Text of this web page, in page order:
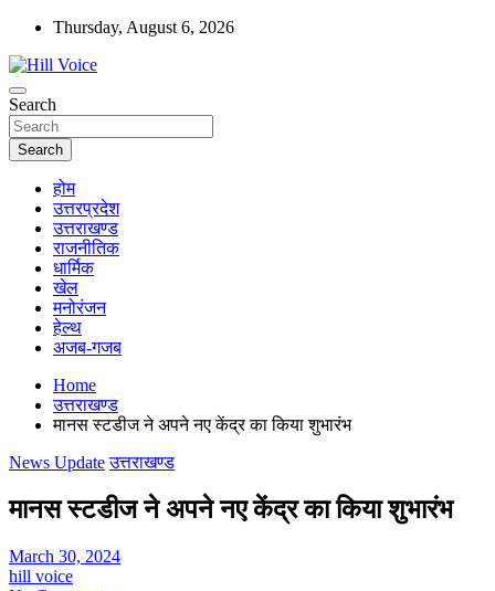
Skip
content
Thursday, August 6, 2026
Hill Voice
न्यूज़ पोर्टल
Search
Search
होम
उत्तरप्रदेश
उत्तराखण्ड
राजनीतिक
धार्मिक
खेल
मनोरंजन
हेल्थ
अजब-गजब
Home
उत्तराखण्ड
मानस स्टडीज ने अपने नए केंद्र का किया शुभारंभ
News Update उत्तराखण्ड
मानस स्टडीज ने अपने नए केंद्र का किया शुभारंभ
March 30, 2024
hill voice